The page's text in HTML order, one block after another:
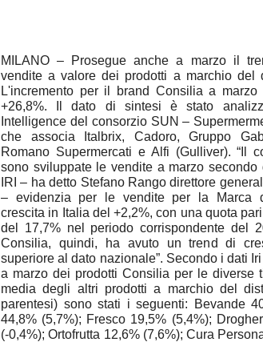
MILANO – Prosegue anche a marzo il
vendite a valore dei prodotti a marchio del
L'incremento per il brand Consilia a
+26,8%. Il dato di sintesi è stato
Intelligence del consorzio SUN –
che associa Italbrix, Cadoro, Gruppo
Romano Supermercati e Alfi (Gulliver). “Il
sono sviluppate le vendite a marzo secondo
IRI – ha detto Stefano Rango direttore
– evidenzia per le vendite per la Marca
crescita in Italia del +2,2%, con una quota
del 17,7% nel periodo corrispondente del
Consilia, quindi, ha avuto un trend di
superiore al dato nazionale”. Secondo i dati
a marzo dei prodotti Consilia per le diverse
media degli altri prodotti a marchio del
parentesi) sono stati i seguenti: Bevande
44,8% (5,7%); Fresco 19,5% (5,4%);
(-0,4%); Ortofrutta 12,6% (7,6%); Cura